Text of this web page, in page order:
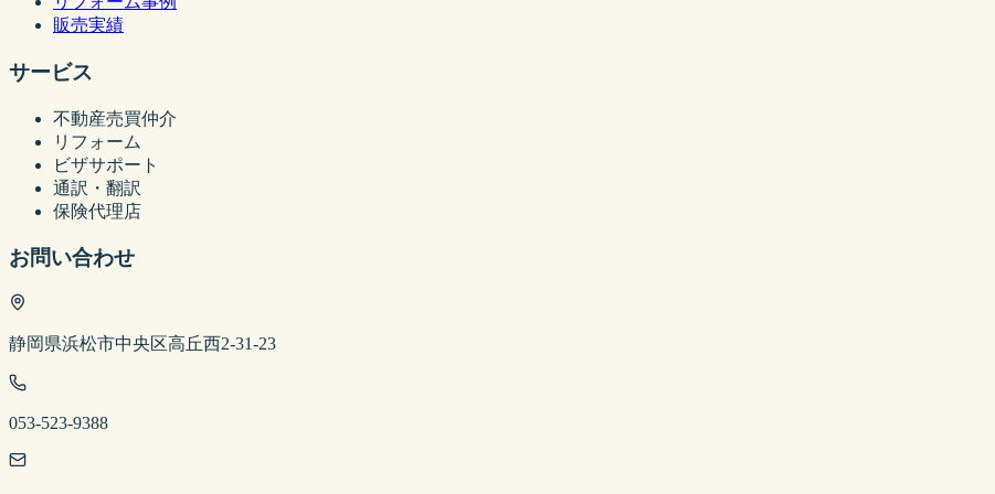
販売実績
サービス
不動産売買仲介
リフォーム
ビザサポート
通訳・翻訳
保険代理店
お問い合わせ
静岡県浜松市中央区高丘西2-31-23
053-523-9388